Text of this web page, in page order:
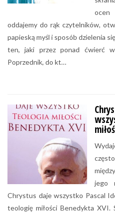
oddajemy do rąk czytelników,
papieską myśl i sposób dzielenia
ten, jaki przez ponad ćwierć
Poprzednik, do kt…
jego
Chrystus daje wszystko Pascal
teologię miłości Benedykta XVI.